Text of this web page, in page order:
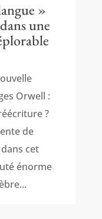
»
une
Orwell :
?
de
cet
énorme